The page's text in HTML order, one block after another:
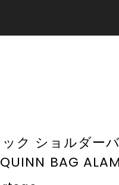
ク ショルダー
BAG